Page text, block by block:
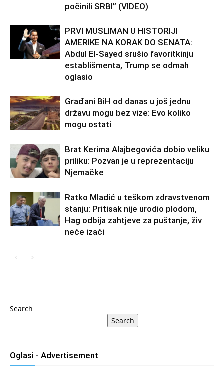
počinili SRBI” (VIDEO)
PRVI MUSLIMAN U HISTORIJI
AMERIKE NA KORAK DO SENATA:
Abdul El-Sayed srušio favoritkinju
establišmenta, Trump se odmah
oglasio
Građani BiH od danas u još jednu
državu mogu bez vize: Evo koliko
mogu ostati
Brat Kerima Alajbegovića dobio veliku
priliku: Pozvan je u reprezentaciju
Njemačke
Ratko Mladić u teškom zdravstvenom
stanju: Pritisak nije urodio plodom,
Hag odbija zahtjeve za puštanje, živ
neće izaći
Search
Search
Oglasi - Advertisement